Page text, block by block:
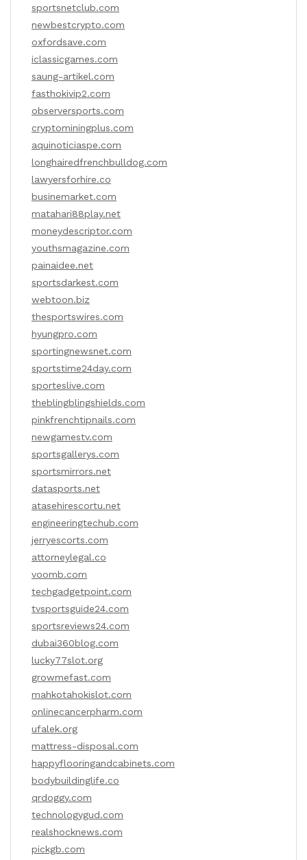
sportsnetclub.com
newbestcrypto.com
oxfordsave.com
iclassicgames.com
saung-artikel.com
fasthokivip2.com
observersports.com
cryptominingplus.com
aquinoticiaspe.com
longhairedfrenchbulldog.com
lawyersforhire.co
businemarket.com
matahari88play.net
moneydescriptor.com
youthsmagazine.com
painaidee.net
sportsdarkest.com
webtoon.biz
thesportswires.com
hyungpro.com
sportingnewsnet.com
sportstime24day.com
sporteslive.com
theblingblingshields.com
pinkfrenchtipnails.com
newgamestv.com
sportsgallerys.com
sportsmirrors.net
datasports.net
atasehirescortu.net
engineeringtechub.com
jerryescorts.com
attorneylegal.co
voomb.com
techgadgetpoint.com
tvsportsguide24.com
sportsreviews24.com
dubai360blog.com
lucky77slot.org
growmefast.com
mahkotahokislot.com
onlinecancerpharm.com
ufalek.org
mattress-disposal.com
happyflooringandcabinets.com
bodybuildinglife.co
qrdoggy.com
technologygud.com
realshocknews.com
pickgb.com